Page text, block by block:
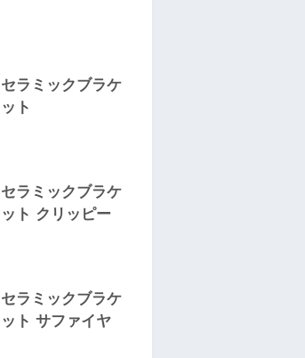
セラミックブラケ
ット
セラミックブラケ
ット クリッピー
セラミックブラケ
ット サファイヤ